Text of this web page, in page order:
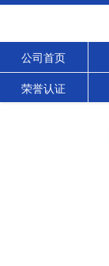
公司首页
荣誉认证